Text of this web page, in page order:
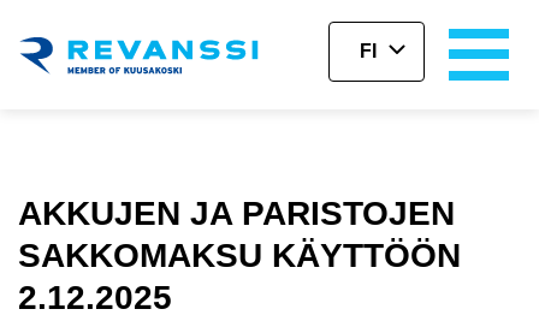
FI
AKKUJEN JA PARISTOJEN
SAKKOMAKSU KÄYTTÖÖN
2.12.2025